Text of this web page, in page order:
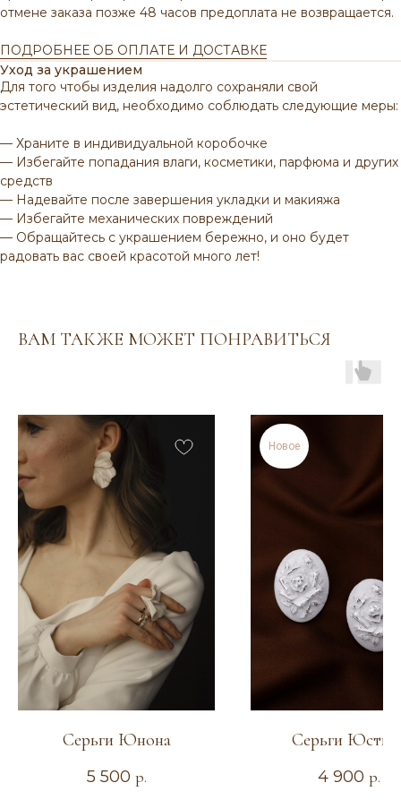
отмене заказа позже 48 часов предоплата не возвращается.
ПОДРОБНЕЕ ОБ ОПЛАТЕ И ДОСТАВКЕ
Уход за украшением
Для того чтобы изделия надолго сохраняли свой
эстетический вид, необходимо соблюдать следующие меры:
— Храните в индивидуальной коробочке
— Избегайте попадания влаги, косметики, парфюма и других
средств
— Надевайте после завершения укладки и макияжа
— Избегайте механических повреждений
— Обращайтесь с украшением бережно, и оно будет
радовать вас своей красотой много лет!
ВАМ ТАКЖЕ МОЖЕТ ПОНРАВИТЬСЯ
Серьги Юнона
5 500 р.
Новое
Серьги
4 900 р.
ВАМ МОЖЕТ ПОНРАВИТЬСЯ